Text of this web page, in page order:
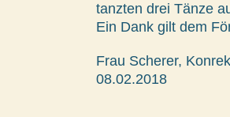
tanzten drei Tänze
Ein Dank gilt dem
Frau Scherer,
08.02.2018